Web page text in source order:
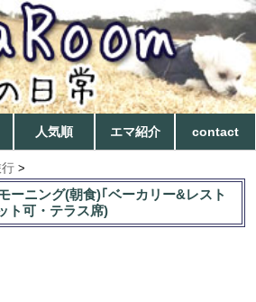
人気順 エマ紹介 contact
>
ーニング(朝食)｢ベーカリー&レスト
ト可・テラス席)